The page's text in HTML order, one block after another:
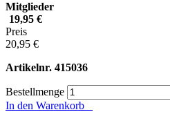
Mitglieder
19,95 €
Preis
20,95 €
Artikelnr. 415036
Bestellmenge
In den Warenkorb